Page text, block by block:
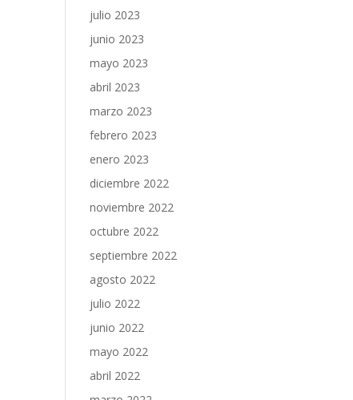
julio 2023
junio 2023
mayo 2023
abril 2023
marzo 2023
febrero 2023
enero 2023
diciembre 2022
noviembre 2022
octubre 2022
septiembre 2022
agosto 2022
julio 2022
junio 2022
mayo 2022
abril 2022